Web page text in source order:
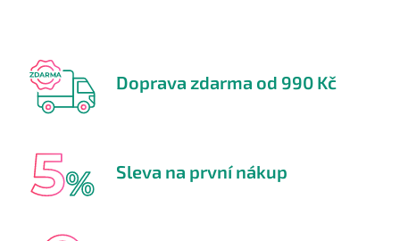
Doprava zdarma od 990 Kč
Sleva na první nákup